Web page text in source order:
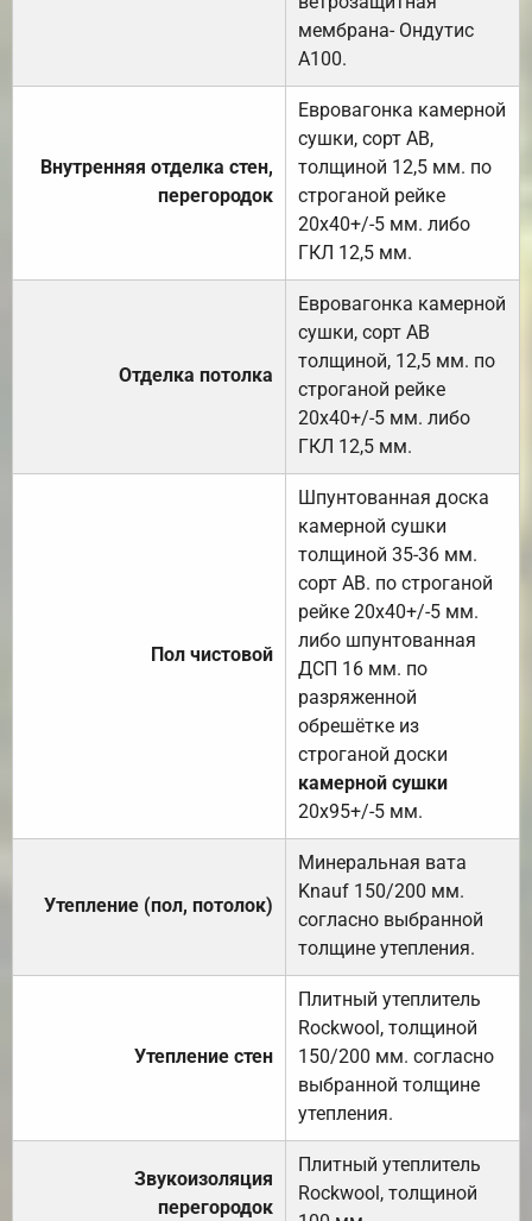
мембрана- Ондутис
А100.
Внутренняя отделка стен,
перегородок
Евровагонка камерной
сушки, сорт АВ,
толщиной 12,5 мм. по
строганой рейке
20х40+/-5 мм. либо
ГКЛ 12,5 мм.
Отделка потолка
Евровагонка камерной
сушки, сорт АВ
толщиной, 12,5 мм. по
строганой рейке
20х40+/-5 мм. либо
ГКЛ 12,5 мм.
Пол чистовой
Шпунтованная доска
камерной сушки
толщиной 35-36 мм.
сорт АВ. по строганой
рейке 20х40+/-5 мм.
либо шпунтованная
ДСП 16 мм. по
разряженной
обрешётке из
строганой доски
камерной сушки
20х95+/-5 мм.
Утепление (пол, потолок)
Минеральная вата
Knauf 150/200 мм.
согласно выбранной
толщине утепления.
Утепление стен
Плитный утеплитель
Rockwool, толщиной
150/200 мм. согласно
выбранной толщине
утепления.
Звукоизоляция
перегородок
Плитный утеплитель
Rockwool, толщиной